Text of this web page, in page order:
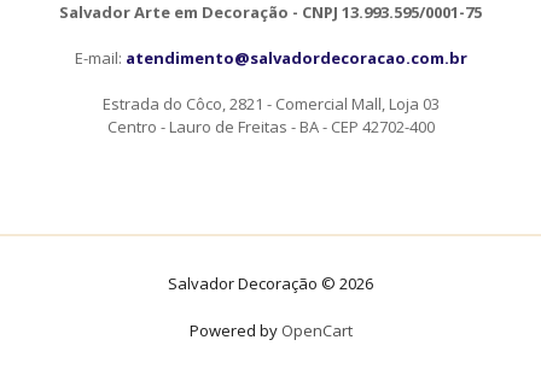
Salvador Arte em Decoração - CNPJ 13.993.595/0001-75
E-mail: atendimento@salvadordecoracao.com.br
Estrada do Côco, 2821 - Comercial Mall, Loja 03
Centro - Lauro de Freitas - BA - CEP 42702-400
Salvador Decoração © 2026
Powered by OpenCart